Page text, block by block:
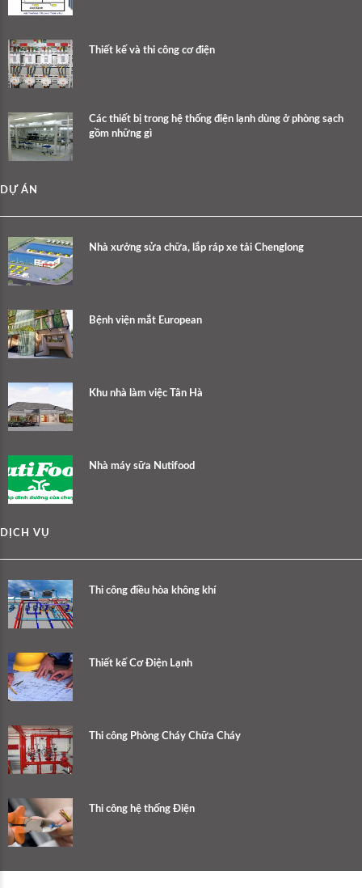
Thiết kế và thi công cơ điện
Các thiết bị trong hệ thống điện lạnh dùng ở phòng sạch
gồm những gì
DỰ ÁN
Nhà xưởng sửa chữa, lắp ráp xe tải Chenglong
Bệnh viện mắt European
Khu nhà làm việc Tân Hà
Nhà máy sữa Nutifood
DỊCH VỤ
Thi công điều hòa không khí
Thiết kế Cơ Điện Lạnh
Thi công Phòng Cháy Chữa Cháy
Thi công hệ thống Điện